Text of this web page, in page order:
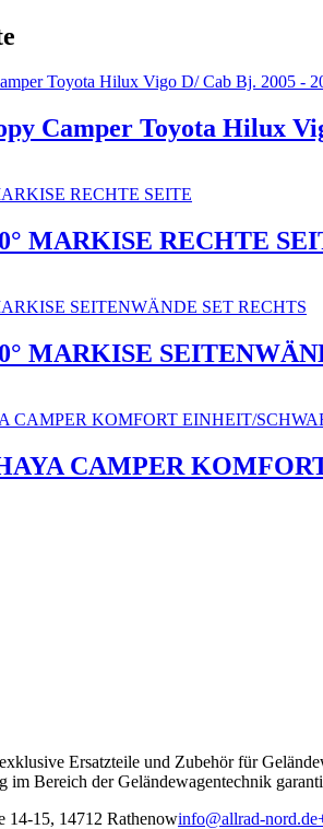
Camper Toyota Hilux
MARKISE RECHTE
MARKISE
CAMPER
Ersatzteile und Zubehör für
im Bereich der Geländewagentechnik
14-15, 14712 Rathenowinfo@allrad-nord.de